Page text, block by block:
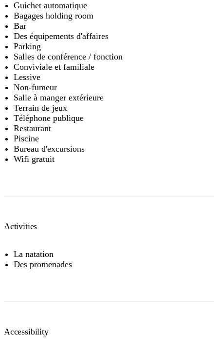
Guichet automatique
Bagages holding room
Bar
Des équipements d'affaires
Parking
Salles de conférence / fonction
Conviviale et familiale
Lessive
Non-fumeur
Salle à manger extérieure
Terrain de jeux
Téléphone publique
Restaurant
Piscine
Bureau d'excursions
Wifi gratuit
Activities
La natation
Des promenades
Accessibility